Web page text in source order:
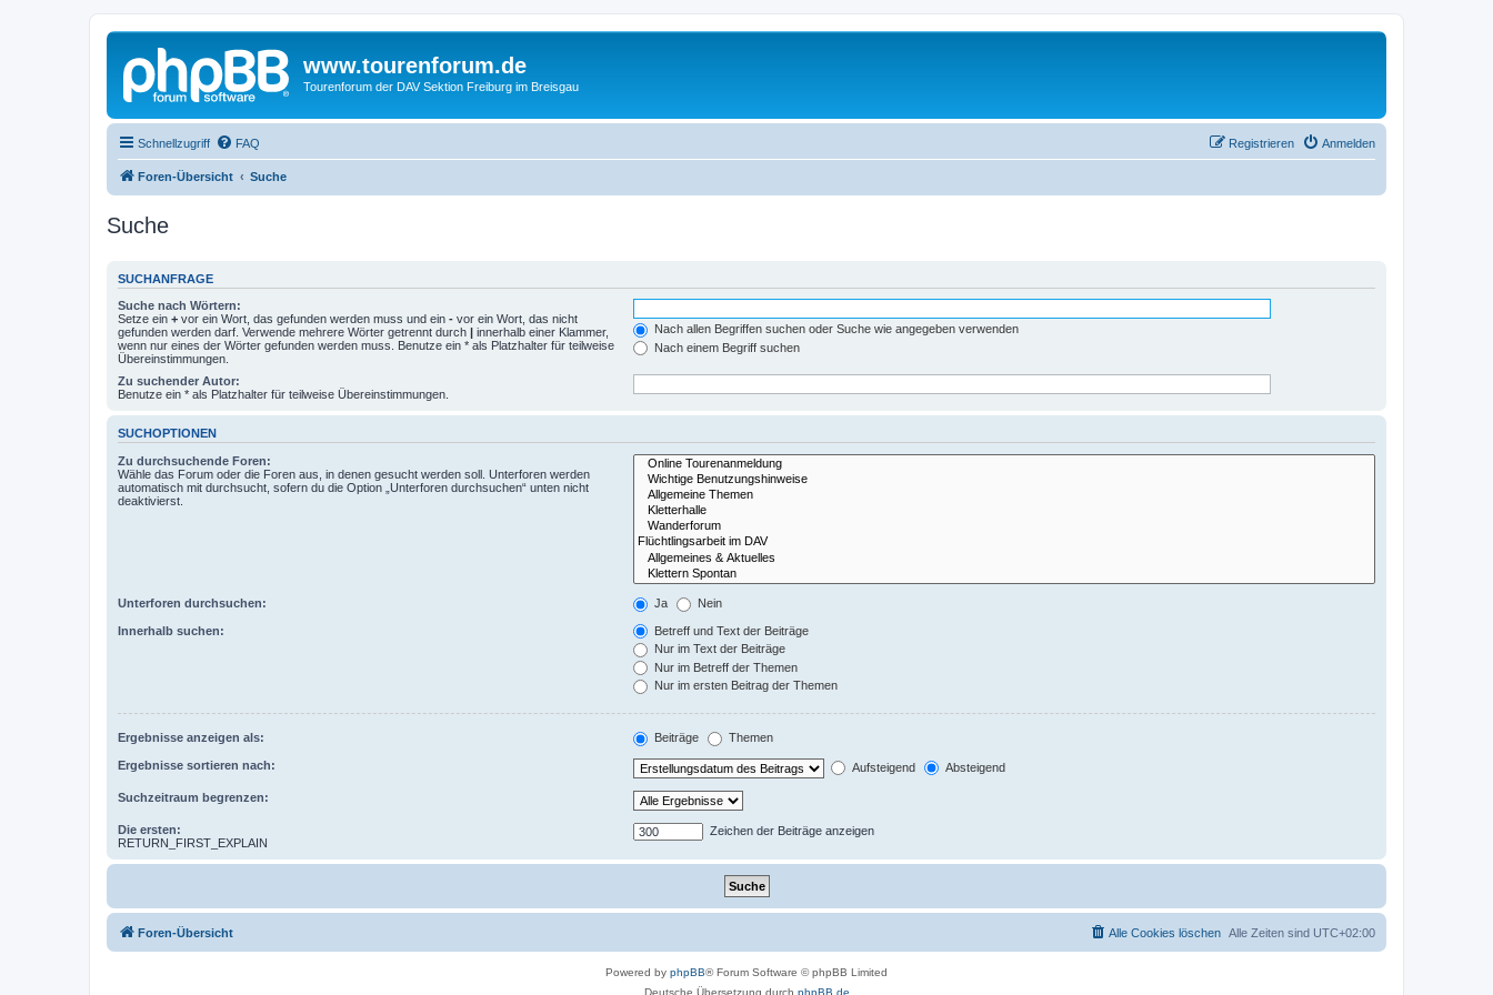
www.tourenforum.de
Tourenforum der DAV Sektion Freiburg im Breisgau
Schnellzugriff FAQ Anmelden
Registrieren
Foren-Übersicht Suche
Suche
SUCHANFRAGE
Suche nach Wörtern:
Setze ein + vor ein Wort, das gefunden werden muss und ein - vor ein Wort, das nicht
gefunden werden darf. Verwende mehrere Wörter getrennt durch | innerhalb einer Klammer,
wenn nur eines der Wörter gefunden werden muss. Benutze ein * als Platzhalter für teilweise
Übereinstimmungen.
Nach allen Begriffen suchen oder Suche wie angegeben verwenden
Nach einem Begriff suchen
Zu suchender Autor:
Benutze ein * als Platzhalter für teilweise Übereinstimmungen.
SUCHOPTIONEN
Zu durchsuchende Foren:
Wähle das Forum oder die Foren aus, in denen gesucht werden soll. Unterforen werden
automatisch mit durchsucht, sofern du die Option „Unterforen durchsuchen“ unten nicht
deaktivierst.
Unterforen durchsuchen: Ja Nein
Innerhalb suchen:
Betreff und Text der Beiträge
Nur im Text der Beiträge
Nur im Betreff der Themen
Nur im ersten Beitrag der Themen
Ergebnisse anzeigen als: Beiträge Themen
Ergebnisse sortieren nach: Aufsteigend Absteigend
Suchzeitraum begrenzen:
Die ersten:
RETURN_FIRST_EXPLAIN
Zeichen der Beiträge anzeigen
Foren-Übersicht Alle Zeiten sind UTC+02:00
Alle Cookies löschen
Powered by phpBB® Forum Software © phpBB Limited
Deutsche Übersetzung durch phpBB.de